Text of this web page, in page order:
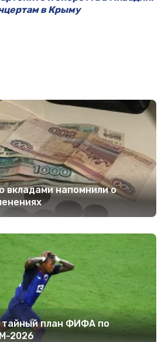
в Крыму
вкладами напомнили о
тайный план ФИФА по
2026